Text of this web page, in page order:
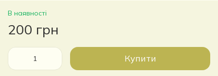
В наявності
200 грн
Купити